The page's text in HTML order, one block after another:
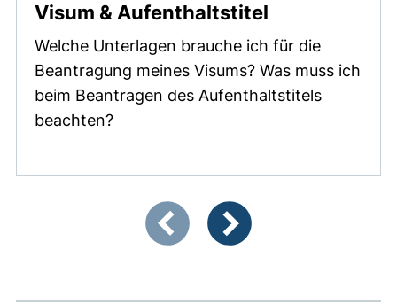
Visum & Aufenthaltstitel
Welche Unterlagen brauche ich für die
Beantragung meines Visums? Was muss ich
beim Beantragen des Aufenthaltstitels
beachten?
Zeigt Folie 1 von 4